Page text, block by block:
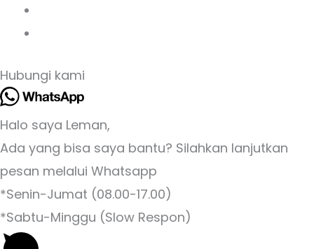
Hubungi kami
Halo saya Leman,
Ada yang bisa saya bantu? Silahkan lanjutkan
pesan melalui Whatsapp
*Senin-Jumat (08.00-17.00)
*Sabtu-Minggu (Slow Respon)